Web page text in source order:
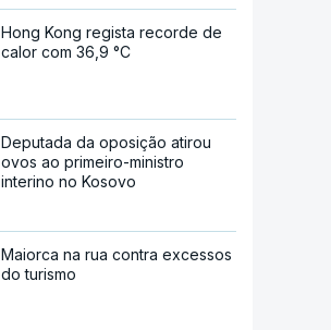
Hong Kong regista recorde de
calor com 36,9 °C
Deputada da oposição atirou
ovos ao primeiro-ministro
interino no Kosovo
Maiorca na rua contra excessos
do turismo